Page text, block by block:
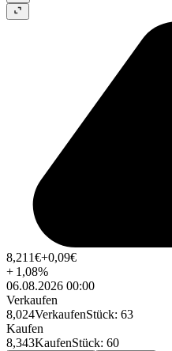
8,211€+0,09€
+ 1,08%
06.08.2026 00:00
Verkaufen
8,024VerkaufenStück: 63
Kaufen
8,343KaufenStück: 60